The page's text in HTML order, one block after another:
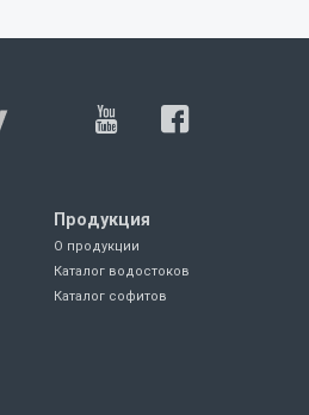
Продукция
О продукции
Каталог водостоков
Каталог софитов